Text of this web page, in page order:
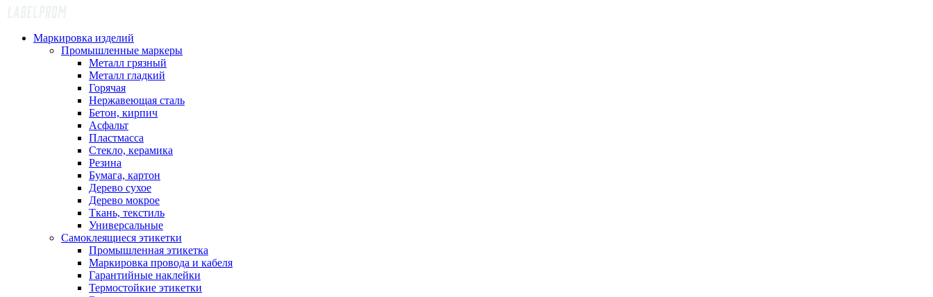
Маркировка изделий
Промышленные маркеры
Металл грязный
Металл гладкий
Горячая
Нержавеющая сталь
Бетон, кирпич
Асфальт
Пластмасса
Стекло, керамика
Резина
Бумага, картон
Дерево сухое
Дерево мокрое
Ткань, текстиль
Универсальные
Самоклеящиеся этикетки
Промышленная этикетка
Маркировка провода и кабеля
Гарантийные наклейки
Термостойкие этикетки